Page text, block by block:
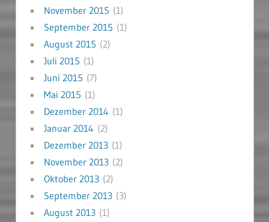
November 2015 (1)
September 2015 (1)
August 2015 (2)
Juli 2015 (1)
Juni 2015 (7)
Mai 2015 (1)
Dezember 2014 (1)
Januar 2014 (2)
Dezember 2013(1)
November 2013(2)
Oktober 2013(2)
September 2013(3)
August 2013(1)